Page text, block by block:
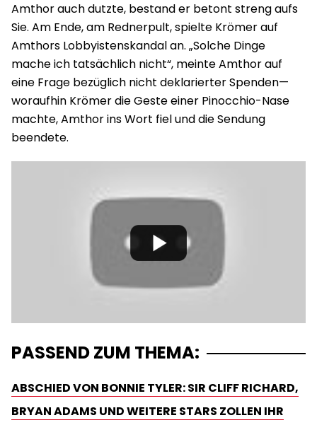
Amthor auch dutzte, bestand er betont streng aufs
Sie. Am Ende, am Rednerpult, spielte Krömer auf
Amthors Lobbyistenskandal an. „Solche Dinge
mache ich tatsächlich nicht“, meinte Amthor auf
eine Frage bezüglich nicht deklarierter Spenden—
woraufhin Krömer die Geste einer Pinocchio-Nase
machte, Amthor ins Wort fiel und die Sendung
beendete.
PASSEND ZUM THEMA:
ABSCHIED VON BONNIE TYLER: SIR CLIFF RICHARD,
BRYAN ADAMS UND WEITERE STARS ZOLLEN IHR